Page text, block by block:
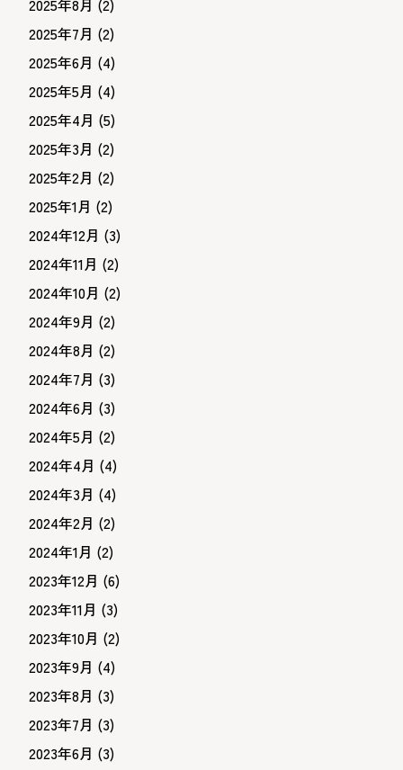
2025年8月 (2)
2025年7月 (2)
2025年6月 (4)
2025年5月 (4)
2025年4月 (5)
2025年3月 (2)
2025年2月 (2)
2025年1月 (2)
2024年12月 (3)
2024年11月 (2)
2024年10月 (2)
2024年9月 (2)
2024年8月 (2)
2024年7月 (3)
2024年6月 (3)
2024年5月 (2)
2024年4月 (4)
2024年3月 (4)
2024年2月 (2)
2024年1月 (2)
2023年12月 (6)
2023年11月 (3)
2023年10月 (2)
2023年9月 (4)
2023年8月 (3)
2023年7月 (3)
2023年6月 (3)